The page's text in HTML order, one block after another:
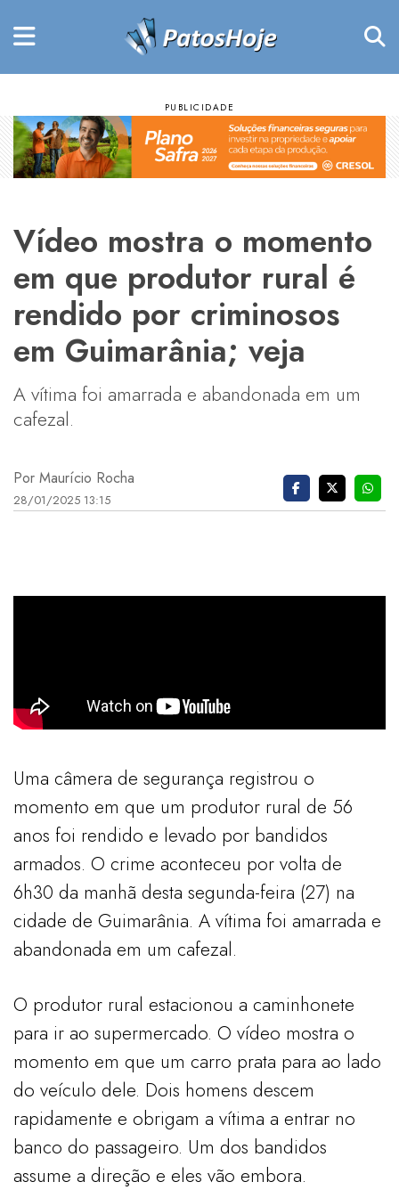
Vídeo mostra o momento
em que produtor rural é
rendido por criminosos
em Guimarânia; veja
A vítima foi amarrada e abandonada em um
cafezal.
Por Maurício Rocha
28/01/2025 13:15
Uma câmera de segurança registrou o
momento em que um produtor rural de 56
anos foi rendido e levado por bandidos
armados. O crime aconteceu por volta de
6h30 da manhã desta segunda-feira (27) na
cidade de Guimarânia. A vítima foi amarrada e
abandonada em um cafezal.
O produtor rural estacionou a caminhonete
para ir ao supermercado. O vídeo mostra o
momento em que um carro prata para ao lado
do veículo dele. Dois homens descem
rapidamente e obrigam a vítima a entrar no
banco do passageiro. Um dos bandidos
assume a direção e eles vão embora.